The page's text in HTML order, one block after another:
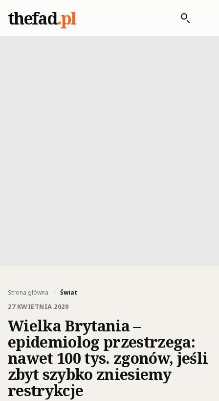
thefad.pl
Strona główna / Świat
27 KWIETNIA 2020
Wielka Brytania –
epidemiolog przestrzega:
nawet 100 tys. zgonów, jeśli
zbyt szybko zniesiemy
restrykcje